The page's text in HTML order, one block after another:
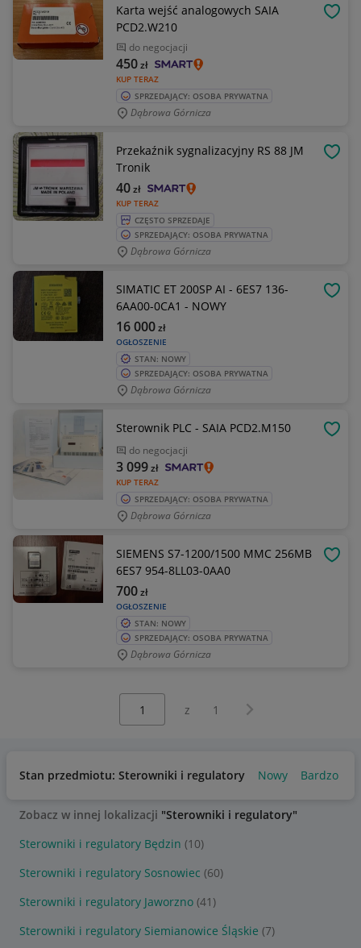
Karta wejść analogowych SAIA
PCD2.W210
do negocjacji
KUP TERAZ
450zł
SPRZEDAJĄCY: OSOBA PRYWATNA
Dąbrowa Górnicza
Przekaźnik sygnalizacyjny RS 88 JM
Tronik
KUP TERAZ
40zł
CZĘSTO SPRZEDAJE
SPRZEDAJĄCY: OSOBA PRYWATNA
Dąbrowa Górnicza
SIMATIC ET 200SP AI - 6ES7 136-
6AA00-0CA1 - NOWY
OGŁOSZENIE
16 000zł
STAN: NOWY
SPRZEDAJĄCY: OSOBA PRYWATNA
Dąbrowa Górnicza
Sterownik PLC - SAIA PCD2.M150
do negocjacji
KUP TERAZ
3 099zł
SPRZEDAJĄCY: OSOBA PRYWATNA
Dąbrowa Górnicza
SIEMENS S7-1200/1500 MMC 256MB
6ES7 954-8LL03-0AA0
OGŁOSZENIE
700zł
STAN: NOWY
SPRZEDAJĄCY: OSOBA PRYWATNA
Dąbrowa Górnicza
z 1 Następna strona
Stan przedmiotu: Sterowniki i regulatory Nowy Bardzo
Zobacz w innej lokalizacji "Sterowniki i regulatory"
Sterowniki i regulatory Będzin (10)
Sterowniki i regulatory Sosnowiec (60)
Sterowniki i regulatory Jaworzno (41)
Sterowniki i regulatory Siemianowice Śląskie (7)